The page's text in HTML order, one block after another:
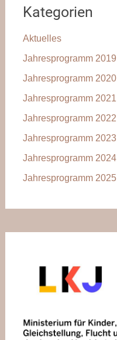
Kategorien
Aktuelles
Jahresprogramm 2019
Jahresprogramm 2020
Jahresprogramm 2021
Jahresprogramm 2022
Jahresprogramm 2023
Jahresprogramm 2024
Jahresprogramm 2025